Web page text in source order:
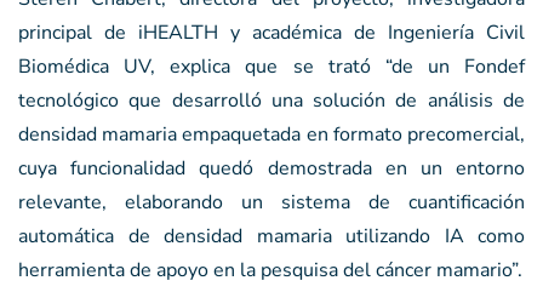
principal de iHEALTH y académica de Ingeniería Civil
Biomédica UV, explica que se trató “de un Fondef
tecnológico que desarrolló una solución de análisis de
densidad mamaria empaquetada en formato precomercial,
cuya funcionalidad quedó demostrada en un entorno
relevante, elaborando un sistema de cuantificación
automática de densidad mamaria utilizando IA como
herramienta de apoyo en la pesquisa del cáncer mamario”.